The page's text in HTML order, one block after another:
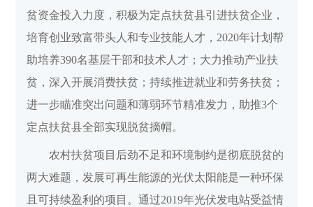
贫资金投入力度，积极为定点扶贫县引进扶贫企业，
培育创业致富带头人和专业技能人才，2020年计划帮
助培养390名基层干部和技术人才；大力推动产业扶
贫，深入开展消费扶贫；持续推进就业和劳务扶贫；
进一步瞄准突出问题和薄弱环节精准发力，助推3个
定点扶贫县全部实现脱贫摘帽。
农村扶贫项目后劲不足和环境制约是彻底脱贫的
两大难题，发展可再生能源的光伏太阳能是一种环保
且可持续盈利的项目。通过2019年光伏发电站受益情